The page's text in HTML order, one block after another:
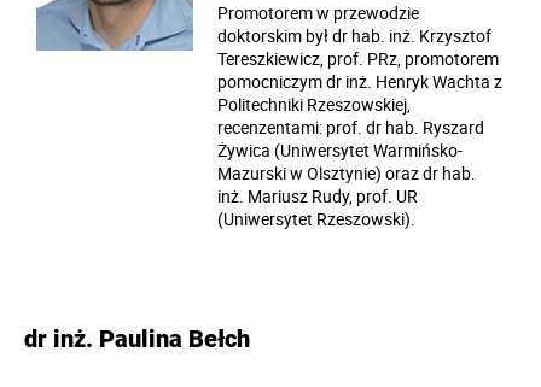
Promotorem w przewodzie
doktorskim był dr hab. inż. Krzysztof
Tereszkiewicz, prof. PRz, promotorem
pomocniczym dr inż. Henryk Wachta z
Politechniki Rzeszowskiej,
recenzentami: prof. dr hab. Ryszard
Żywica (Uniwersytet Warmińsko-
Mazurski w Olsztynie) oraz dr hab.
inż. Mariusz Rudy, prof. UR
(Uniwersytet Rzeszowski).
dr inż. Paulina Bełch